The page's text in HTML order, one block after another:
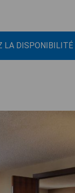
LA DISPONIBILITÉ